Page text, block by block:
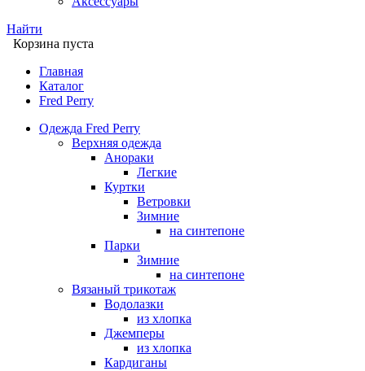
Найти
Корзина пуста
Главная
Каталог
Fred Perry
Одежда Fred Perry
Верхняя одежда
Анораки
Легкие
Куртки
Ветровки
Зимние
на синтепоне
Парки
Зимние
на синтепоне
Вязаный трикотаж
Водолазки
из хлопка
Джемперы
из хлопка
Кардиганы